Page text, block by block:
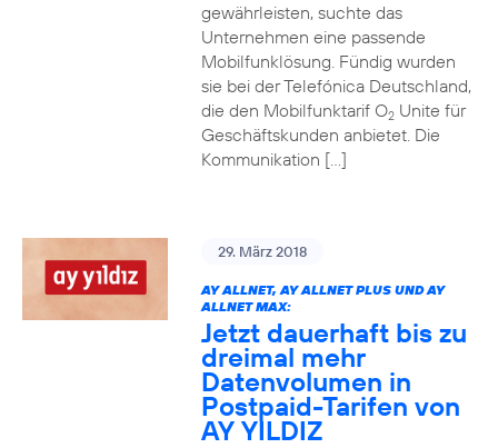
gewährleisten, suchte das
Unternehmen eine passende
Mobilfunklösung. Fündig wurden
sie bei der Telefónica Deutschland,
die den Mobilfunktarif O2Unite für
Geschäftskunden anbietet. Die
Kommunikation […]
29. März 2018
AY ALLNET, AY ALLNET PLUS UND AY
ALLNET MAX:
Jetzt dauerhaft bis zu
dreimal mehr
Datenvolumen in
Postpaid-Tarifen von
AY YILDIZ